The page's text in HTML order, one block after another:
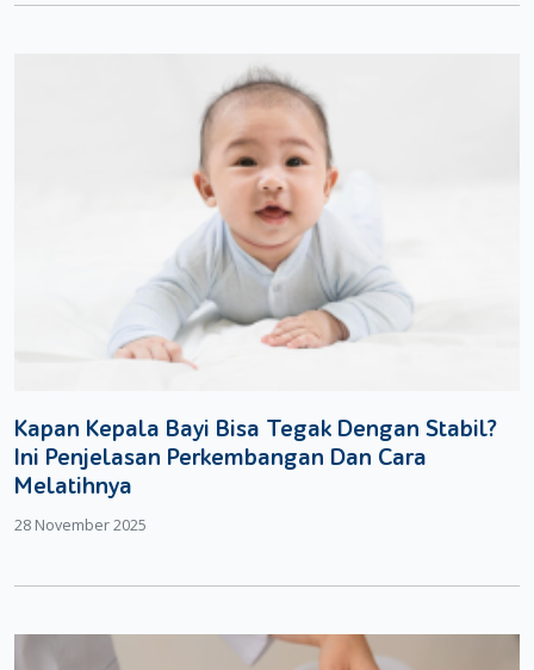
Kapan Kepala Bayi Bisa Tegak Dengan Stabil?
Ini Penjelasan Perkembangan Dan Cara
Melatihnya
28 November 2025